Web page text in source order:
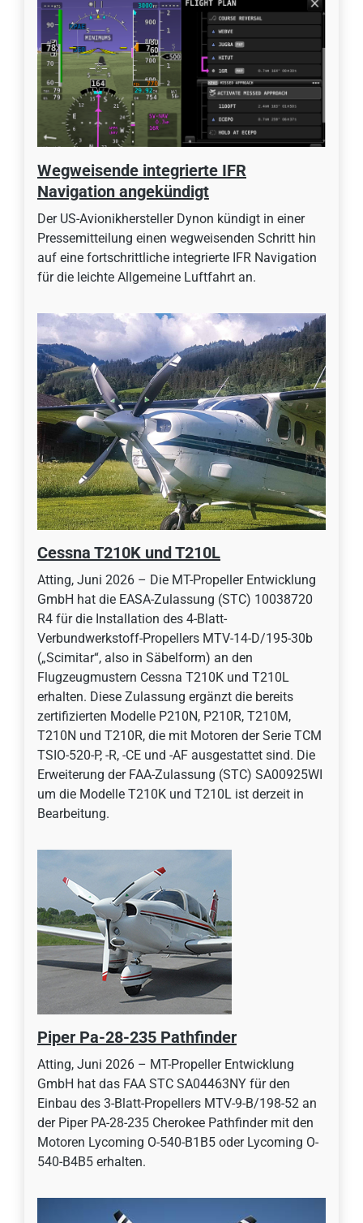
Wegweisende integrierte IFR
Navigation angekündigt
Der US-Avionikhersteller Dynon kündigt in einer
Pressemitteilung einen wegweisenden Schritt hin
auf eine fortschrittliche integrierte IFR Navigation
für die leichte Allgemeine Luftfahrt an.
Cessna T210K und T210L
Atting, Juni 2026 – Die MT-Propeller Entwicklung
GmbH hat die EASA-Zulassung (STC) 10038720
R4 für die Installation des 4-Blatt-
Verbundwerkstoff-Propellers MTV-14-D/195-30b
(„Scimitar“, also in Säbelform) an den
Flugzeugmustern Cessna T210K und T210L
erhalten. Diese Zulassung ergänzt die bereits
zertifizierten Modelle P210N, P210R, T210M,
T210N und T210R, die mit Motoren der Serie TCM
TSIO-520-P, -R, -CE und -AF ausgestattet sind. Die
Erweiterung der FAA-Zulassung (STC) SA00925WI
um die Modelle T210K und T210L ist derzeit in
Bearbeitung.
Piper Pa-28-235 Pathfinder
Atting, Juni 2026 – MT-Propeller Entwicklung
GmbH hat das FAA STC SA04463NY für den
Einbau des 3-Blatt-Propellers MTV-9-B/198-52 an
der Piper PA-28-235 Cherokee Pathfinder mit den
Motoren Lycoming O-540-B1B5 oder Lycoming O-
540-B4B5 erhalten.